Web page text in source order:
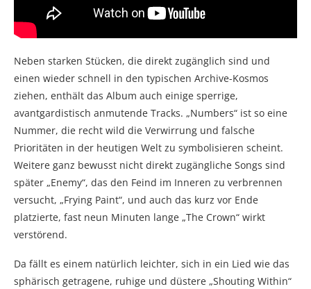
Neben starken Stücken, die direkt zugänglich sind und
einen wieder schnell in den typischen Archive-Kosmos
ziehen, enthält das Album auch einige sperrige,
avantgardistisch anmutende Tracks. „Numbers“ ist so eine
Nummer, die recht wild die Verwirrung und falsche
Prioritäten in der heutigen Welt zu symbolisieren scheint.
Weitere ganz bewusst nicht direkt zugängliche Songs sind
später „Enemy“, das den Feind im Inneren zu verbrennen
versucht, „Frying Paint“, und auch das kurz vor Ende
platzierte, fast neun Minuten lange „The Crown“ wirkt
verstörend.
Da fällt es einem natürlich leichter, sich in ein Lied wie das
sphärisch getragene, ruhige und düstere „Shouting Within“